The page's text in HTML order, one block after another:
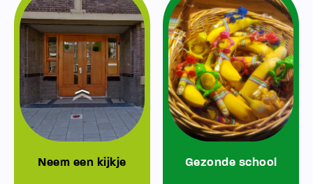
Neem een kijkje Gezonde school